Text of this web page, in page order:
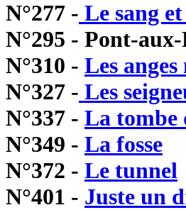
N°277 - Le sang
N°295 - Pont-
N°310 - Les
N°327 - Les
N°337 - La tombe
N°349 - La fosse
N°372 - Le tunnel
N°401 - Juste un